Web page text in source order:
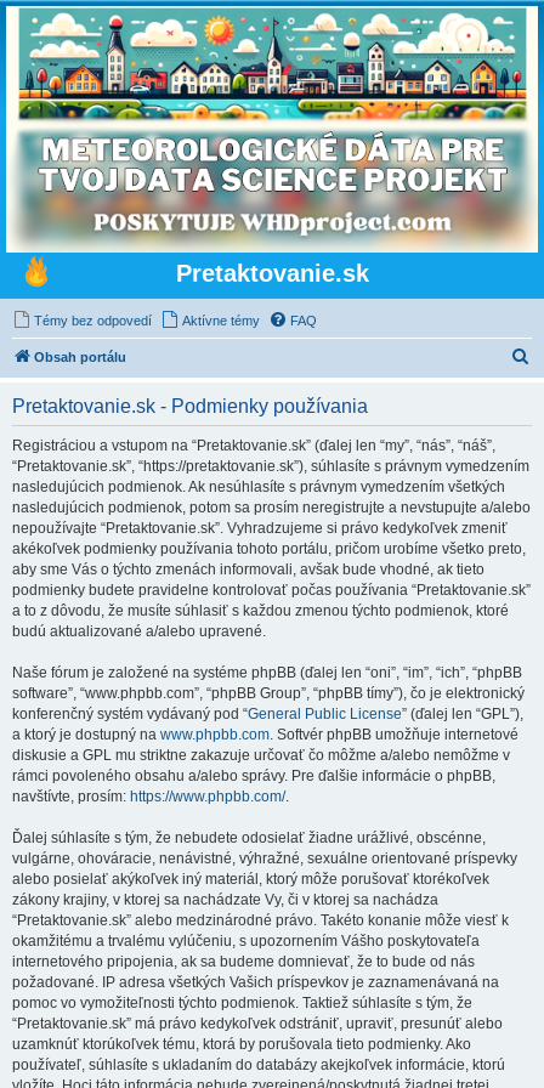
Pretaktovanie.sk
Témy bez odpovedí Aktívne témy FAQ
Obsah portálu
Pretaktovanie.sk - Podmienky používania
Registráciou a vstupom na “Pretaktovanie.sk” (ďalej len “my”, “nás”, “náš”,
“Pretaktovanie.sk”, “https://pretaktovanie.sk”), súhlasíte s právnym vymedzením
nasledujúcich podmienok. Ak nesúhlasíte s právnym vymedzením všetkých
nasledujúcich podmienok, potom sa prosím neregistrujte a nevstupujte a/alebo
nepoužívajte “Pretaktovanie.sk”. Vyhradzujeme si právo kedykoľvek zmeniť
akékoľvek podmienky používania tohoto portálu, pričom urobíme všetko preto,
aby sme Vás o týchto zmenách informovali, avšak bude vhodné, ak tieto
podmienky budete pravidelne kontrolovať počas používania “Pretaktovanie.sk”
a to z dôvodu, že musíte súhlasiť s každou zmenou týchto podmienok, ktoré
budú aktualizované a/alebo upravené.
Naše fórum je založené na systéme phpBB (ďalej len “oni”, “im”, “ich”, “phpBB
software”, “www.phpbb.com”, “phpBB Group”, “phpBB tímy”), čo je elektronický
konferenčný systém vydávaný pod “General Public License” (ďalej len “GPL”),
a ktorý je dostupný na www.phpbb.com. Softvér phpBB umožňuje internetové
diskusie a GPL mu striktne zakazuje určovať čo môžme a/alebo nemôžme v
rámci povoleného obsahu a/alebo správy. Pre ďalšie informácie o phpBB,
navštívte, prosím: https://www.phpbb.com/.
Ďalej súhlasíte s tým, že nebudete odosielať žiadne urážlivé, obscénne,
vulgárne, ohováracie, nenávistné, výhražné, sexuálne orientované príspevky
alebo posielať akýkoľvek iný materiál, ktorý môže porušovať ktorékoľvek
zákony krajiny, v ktorej sa nachádzate Vy, či v ktorej sa nachádza
“Pretaktovanie.sk” alebo medzinárodné právo. Takéto konanie môže viesť k
okamžitému a trvalému vylúčeniu, s upozornením Vášho poskytovateľa
internetového pripojenia, ak sa budeme domnievať, že to bude od nás
požadované. IP adresa všetkých Vašich príspevkov je zaznamenávaná na
pomoc vo vymožiteľnosti týchto podmienok. Taktiež súhlasíte s tým, že
“Pretaktovanie.sk” má právo kedykoľvek odstrániť, upraviť, presunúť alebo
uzamknúť ktorúkoľvek tému, ktorá by porušovala tieto podmienky. Ako
používateľ, súhlasíte s ukladaním do databázy akejkoľvek informácie, ktorú